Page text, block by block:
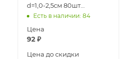
d=1,0-2,5см 80шт
пастельные цвета
Есть в наличии: 84
Цена
92₽
Цена до скидки